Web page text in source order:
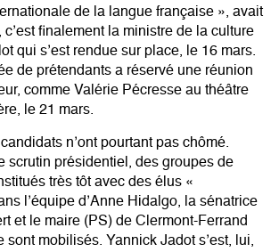
de la langue française », avait
c’est finalement la ministre de la culture
qui s’est rendue sur place, le 16 mars.
de prétendants a réservé une réunion
comme Valérie Pécresse au théâtre
le 21 mars.
n’ont pourtant pas chômé.
scrutin présidentiel, des groupes de
très tôt avec des élus «
l’équipe d’Anne Hidalgo, la sénatrice
et le maire (PS) de Clermont-Ferrand
sont mobilisés. Yannick Jadot s’est, lui,